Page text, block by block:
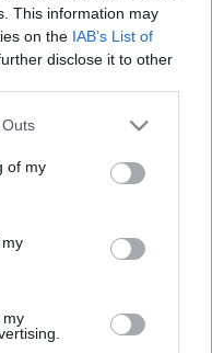
This information may
on the IAB’s List of
disclose it to other
one or more Google
You may click to
its third-party tags to
in below Google
of my
my
szántam, és
A
töltöttük, és
legalább a család
le, a víz